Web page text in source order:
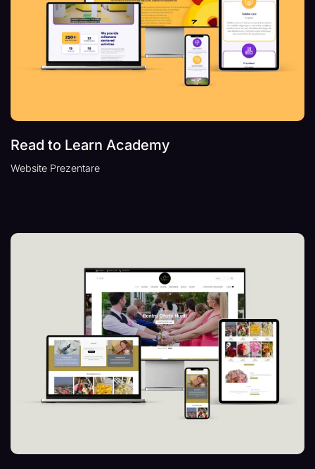
Read to Learn Academy
Website Prezentare